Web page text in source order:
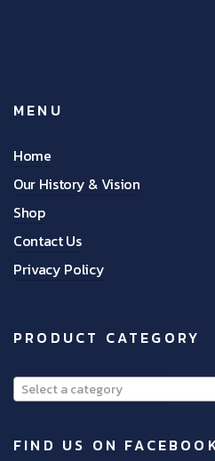
MENU
Home
Our History & Vision
Shop
Contact Us
Privacy Policy
PRODUCT CATEGORY
Select a category
FIND US ON